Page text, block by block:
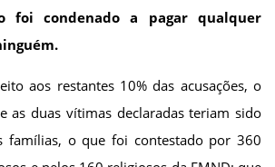
foi condenado a pagar qualquer
aos restantes 10% das acusações, o
as duas vítimas declaradas teriam sido
famílias, o que foi contestado por 360